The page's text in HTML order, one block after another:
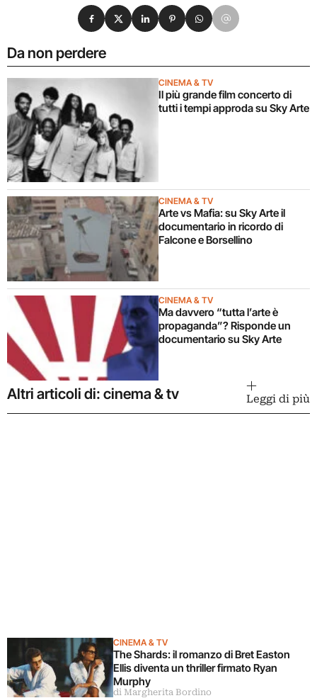
Da non perdere
CINEMA & TV
Il più grande film concerto di
tutti i tempi approda su Sky Arte
CINEMA & TV
Arte vs Mafia: su Sky Arte il
documentario in ricordo di
Falcone e Borsellino
CINEMA & TV
Ma davvero “tutta l’arte è
propaganda”? Risponde un
documentario su Sky Arte
Condividi su Facebook
Condividi su X
Condividi su LinkedIn
Condividi su Pinterest
Condividi su WhatsApp
Condividi su Email
Altri articoli di: cinema & tv Leggi di più
CINEMA & TV
The Shards: il romanzo di Bret Easton
Ellis diventa un thriller firmato Ryan
Murphy
di Margherita Bordino